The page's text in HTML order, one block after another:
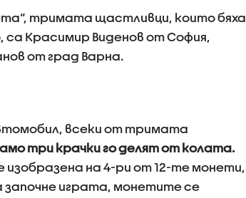
тримата щастливци, които бяха
сa Красимир Виденов от София,
от град Варна.
всеки от тримата
три крачки го делят от колата.
на 4-ри от 12-те монети,
играта, монетите се